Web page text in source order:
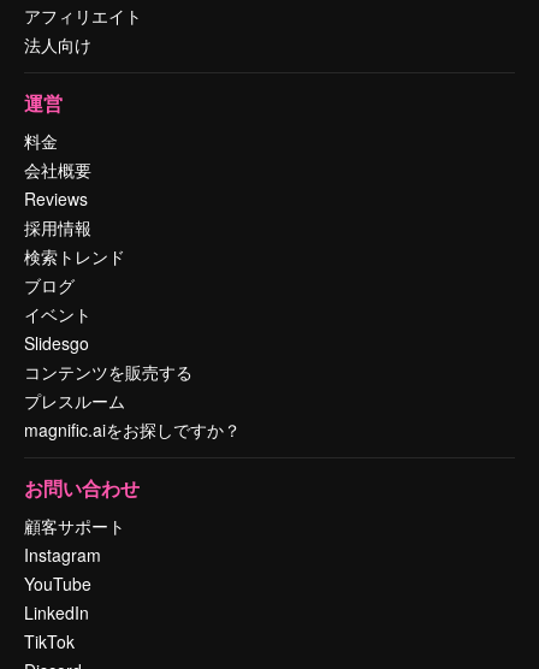
アフィリエイト
法人向け
運営
料金
会社概要
Reviews
採用情報
検索トレンド
ブログ
イベント
Slidesgo
コンテンツを販売する
プレスルーム
magnific.aiをお探しですか？
お問い合わせ
顧客サポート
Instagram
YouTube
LinkedIn
TikTok